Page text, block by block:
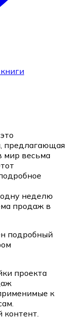
предлагающая
мир весьма
неделю
продаж в
подробный
проекта
к